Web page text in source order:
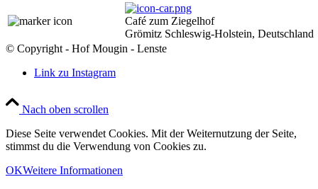
Café zum Ziegelhof
Grömitz Schleswig-Holstein, Deutschland
© Copyright - Hof Mougin - Lenste
Link zu Instagram
Nach oben scrollen
Diese Seite verwendet Cookies. Mit der Weiternutzung der Seite,
stimmst du die Verwendung von Cookies zu.
OKWeitere Informationen